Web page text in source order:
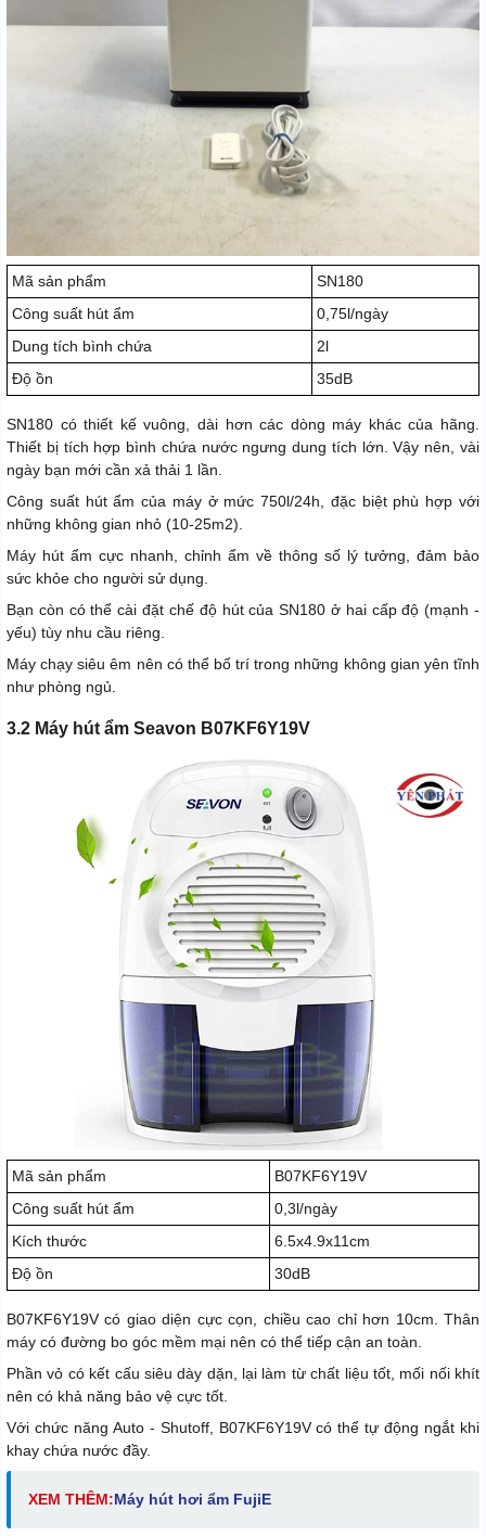
Mã sản phẩm
SN180
Công suất hút ẩm
0,75l/ngày
Dung tích bình chứa
2l
Độ ồn
35dB
SN180 có thiết kế vuông, dài hơn các dòng máy khác của hãng.
Thiết bị tích hợp bình chứa nước ngưng dung tích lớn. Vậy nên, vài
ngày bạn mới cần xả thải 1 lần.
Công suất hút ẩm của máy ở mức 750l/24h, đặc biệt phù hợp với
những không gian nhỏ (10-25m2).
Máy hút ẩm cực nhanh, chỉnh ẩm về thông số lý tưởng, đảm bảo
sức khỏe cho người sử dụng.
Bạn còn có thể cài đặt chế độ hút của SN180 ở hai cấp độ (mạnh -
yếu) tùy nhu cầu riêng.
Máy chạy siêu êm nên có thể bố trí trong những không gian yên tĩnh
như phòng ngủ.
3.2 Máy hút ẩm Seavon B07KF6Y19V
Mã sản phẩm
B07KF6Y19V
Công suất hút ẩm
0,3l/ngày
Kích thước
6.5x4.9x11cm
Độ ồn
30dB
B07KF6Y19V có giao diện cực cọn, chiều cao chỉ hơn 10cm. Thân
máy có đường bo góc mềm mại nên có thể tiếp cận an toàn.
Phần vỏ có kết cấu siêu dày dặn, lại làm từ chất liệu tốt, mối nối khít
nên có khả năng bảo vệ cực tốt.
Với chức năng Auto - Shutoff, B07KF6Y19V có thể tự động ngắt khi
khay chứa nước đầy.
XEM THÊM:Máy hút hơi ẩm FujiE